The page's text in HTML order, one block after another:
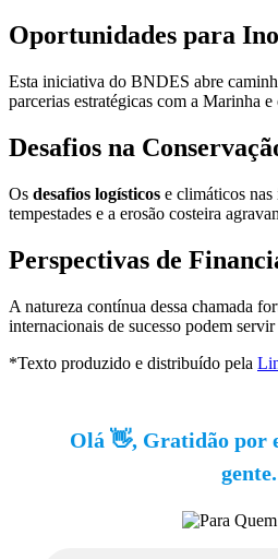
Oportunidades para
Esta iniciativa do BNDES abre
parcerias estratégicas com a Marinha
Desafios na
Os desafios logísticos e climáticos
tempestades e a erosão costeira
Perspectivas de
A natureza contínua dessa chamada
internacionais de sucesso podem
*Texto produzido e distribuído pela
Olá 👋, Gratidão por
gente.